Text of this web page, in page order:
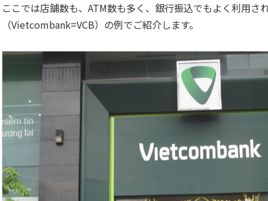
ここでは店舗数も、ATM数も多く、銀行振込でもよく利用さ
（Vietcombank=VCB）の例でご紹介します。